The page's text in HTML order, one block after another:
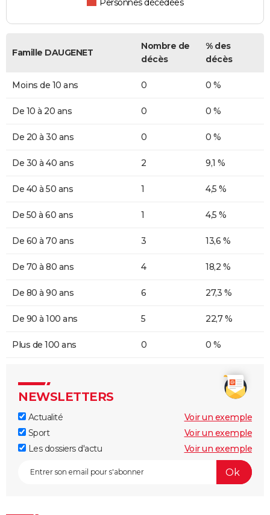
Personnes décédées
Famille DAUGENET
Nombre de
décès
% des
décès
Moins de 10 ans 0 0 %
De 10 à 20 ans 0 0 %
De 20 à 30 ans 0 0 %
De 30 à 40 ans 2 9,1 %
De 40 à 50 ans 1 4,5 %
De 50 à 60 ans 1 4,5 %
De 60 à 70 ans 3 13,6 %
De 70 à 80 ans 4 18,2 %
De 80 à 90 ans 6 27,3 %
De 90 à 100 ans 5 22,7 %
Plus de 100 ans 0 0 %
NEWSLETTERS
Actualité
Voir un exemple
Sport
Voir un exemple
Les dossiers d'actu
Voir un exemple